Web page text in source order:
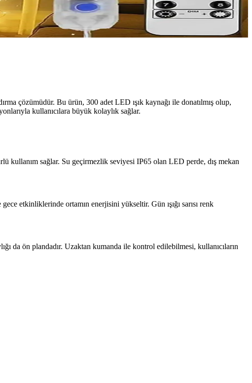
çözümüdür. Bu ürün, 300 adet LED ışık kaynağı ile donatılmış olup,
kullanıcılara büyük kolaylık sağlar.
kullanım sağlar. Su geçirmezlik seviyesi IP65 olan LED perde, dış mekan
etkinliklerinde ortamın enerjisini yükseltir. Gün ışığı sarısı renk
da ön plandadır. Uzaktan kumanda ile kontrol edilebilmesi, kullanıcıların